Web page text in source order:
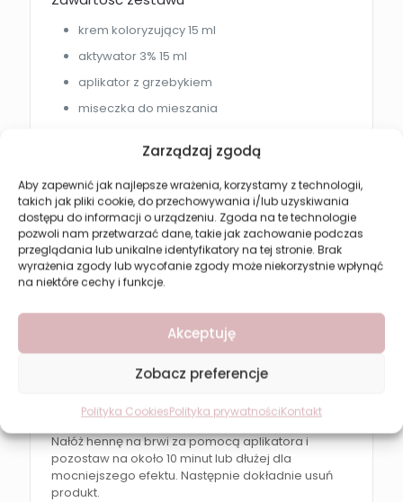
Zarządzaj zgodą
Aby zapewnić jak najlepsze wrażenia, korzystamy z technologii,
takich jak pliki cookie, do przechowywania i/lub uzyskiwania
dostępu do informacji o urządzeniu. Zgoda na te technologie
pozwoli nam przetwarzać dane, takie jak zachowanie podczas
przeglądania lub unikalne identyfikatory na tej stronie. Brak
wyrażenia zgody lub wycofanie zgody może niekorzystnie wpłynąć
na niektóre cechy i funkcje.
Akceptuję
Zobacz preferencje
Polityka CookiesPolityka prywatnościKontakt
krem koloryzujący 15 ml
aktywator 3% 15 ml
aplikator z grzebykiem
miseczka do mieszania
Efekt po zastosowaniu
Henna do brwi REVERS zapewnia:
naturalnie podkreślone brwi
chłodny grafitowy odcień
równomierny kolor włosków
trwały efekt bez codziennego makijażu
odżywione i wzmocnione włoski
zgodnie z instrukcją.
Nałóż hennę na brwi za pomocą aplikatora i
pozostaw na około 10 minut lub dłużej dla
mocniejszego efektu. Następnie dokładnie usuń
produkt.